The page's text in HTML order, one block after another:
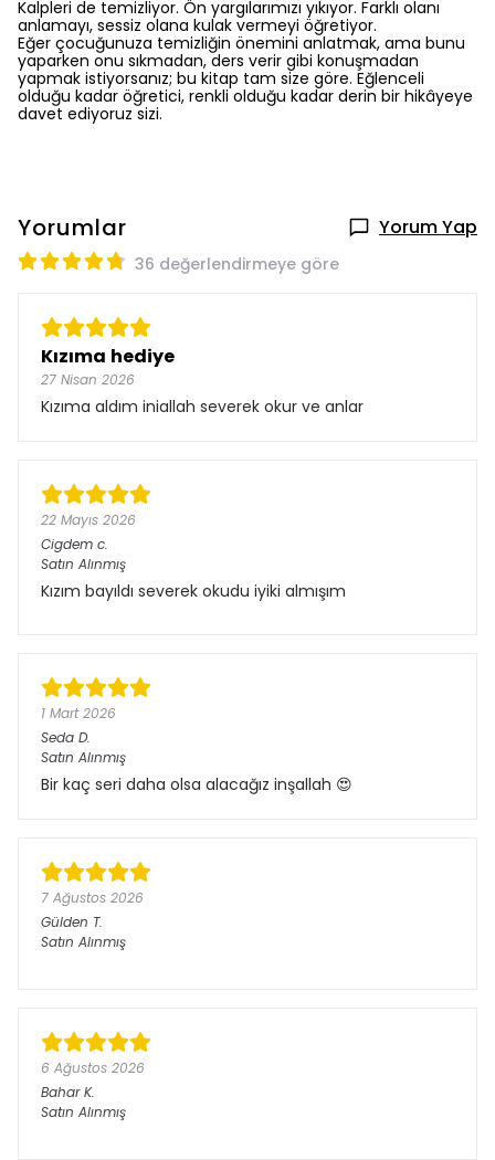
Kalpleri de temizliyor. Ön yargılarımızı yıkıyor. Farklı olanı
anlamayı, sessiz olana kulak vermeyi öğretiyor.
Eğer çocuğunuza temizliğin önemini anlatmak, ama bunu
yaparken onu sıkmadan, ders verir gibi konuşmadan
yapmak istiyorsanız; bu kitap tam size göre. Eğlenceli
olduğu kadar öğretici, renkli olduğu kadar derin bir hikâyeye
davet ediyoruz sizi.
Yorumlar Yorum Yap
36 değerlendirmeye göre
Kızıma hediye
27 Nisan 2026
Kızıma aldım iniallah severek okur ve anlar
22 Mayıs 2026
Cigdem c.
Satın Alınmış
Kızım bayıldı severek okudu iyiki almışım
1 Mart 2026
Seda D.
Satın Alınmış
Bir kaç seri daha olsa alacağız inşallah 😍
7 Ağustos 2026
Gülden T.
Satın Alınmış
6 Ağustos 2026
Bahar K.
Satın Alınmış